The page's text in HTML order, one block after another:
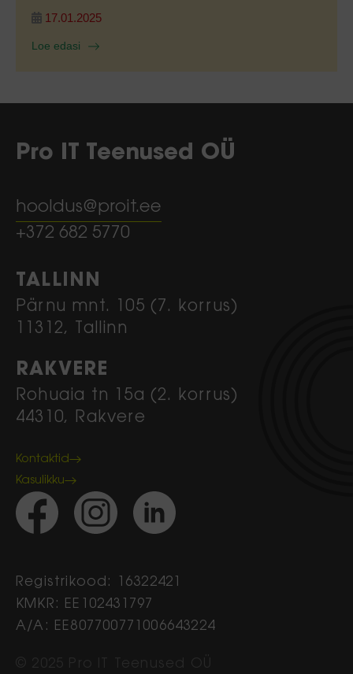
17.01.2025
Loe edasi
Pro IT Teenused OÜ
hooldus@proit.ee
+372 682 5770
TALLINN
Pärnu mnt. 105 (7. korrus)
11312, Tallinn
RAKVERE
Rohuaia tn 15a (2. korrus)
44310, Rakvere
Kontaktid
Kasulikku
Registrikood: 16322421
KMKR: EE102431797
A/A: EE807700771006643224